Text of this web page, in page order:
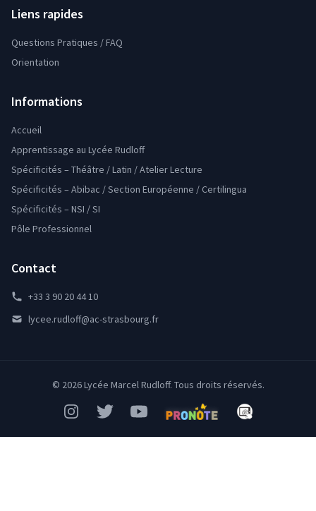
Liens rapides
Questions Pratiques / FAQ
Orientation
Informations
Accueil
Apprentissage au Lycée Rudloff
Spécificités – Théâtre / Latin / Atelier Lecture
Spécificités – Abibac / Section Européenne / Certilingua
Spécificités – NSI / SI
Pôle Professionnel
Contact
+33 3 90 20 44 10
lycee.rudloff@ac-strasbourg.fr
© 2026 Lycée Marcel Rudloff. Tous droits réservés.
InstagramTwitterYouTubePronote Mon Bureau